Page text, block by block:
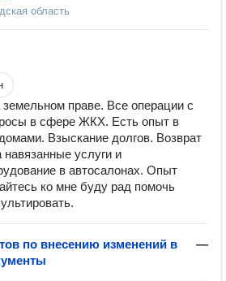
область
праве. Все операции с
в сфере ЖКХ. Есть опыт в
Взыскание долгов. Возврат
услуги и
в автосалонах. Опыт
ко мне буду рад помочь
по внесению изменений в
—